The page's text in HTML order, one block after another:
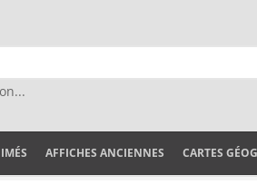
AFFICHES ANCIENNES CARTES